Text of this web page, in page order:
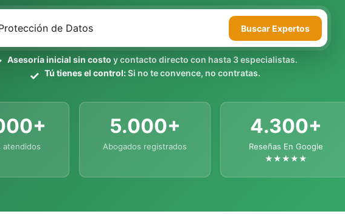
BuscarExpertos
Asesoría inicial sin costo y contacto directo con hasta 3 especialistas.
Tú tienes el control:Si no te convence, no contratas.
atendidos
5.000+
Abogados registrados
4.300+
Reseñas En Google
★★★★★